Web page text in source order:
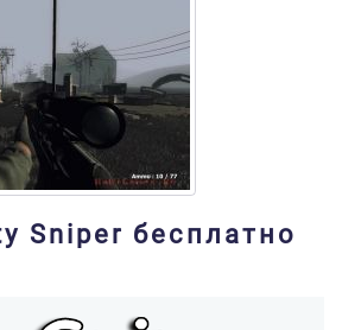
Sniper бесплатно